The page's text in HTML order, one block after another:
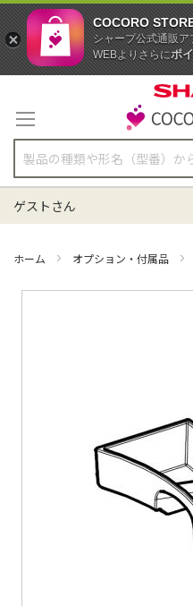
テ
ン
ツ
に
ス
キ
ッ
ゲストさん
ホーム オプション・付属品
COCORO
シャープ公式通販ア
WEBよりさらにポ